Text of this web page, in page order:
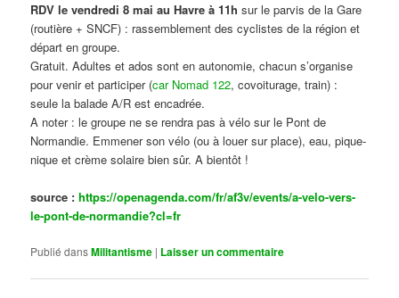
RDV le vendredi 8 mai au Havre à 11h sur le parvis de la Gare
(routière + SNCF) : rassemblement des cyclistes de la région et
départ en groupe.
Gratuit. Adultes et ados sont en autonomie, chacun s’organise
pour venir et participer (car Nomad 122, covoiturage, train) :
seule la balade A/R est encadrée.
A noter : le groupe ne se rendra pas à vélo sur le Pont de
Normandie. Emmener son vélo (ou à louer sur place), eau, pique-
nique et crème solaire bien sûr. A bientôt !
source :https://openagenda.com/fr/af3v/events/a-velo-vers-
le-pont-de-normandie?cl=fr
Publié dansMilitantisme | Laisser un commentaire